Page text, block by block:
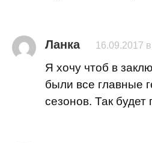
Ланка 16.09.2017
Я хочу чтоб в
были все главные
сезонов. Так будет